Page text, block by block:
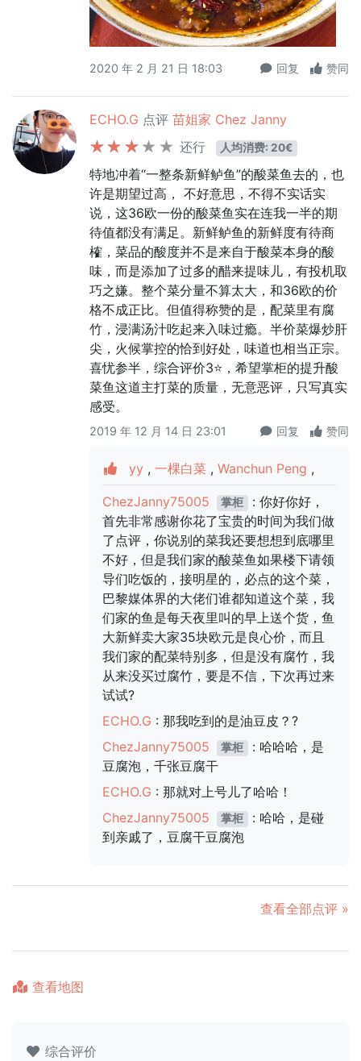
2020 年 2 月 21 日 18:03 回复 赞同
ECHO.G 点评 苗姐家 Chez Janny
还行
人均消费: 20€
特地冲着“一整条新鲜鲈鱼”的酸菜鱼去的，也
许是期望过高， 不好意思，不得不实话实
说，这36欧一份的酸菜鱼实在连我一半的期
待值都没有满足。新鲜鲈鱼的新鲜度有待商
榷，菜品的酸度并不是来自于酸菜本身的酸
味，而是添加了过多的醋来提味儿，有投机取
巧之嫌。整个菜分量不算太大，和36欧的价
格不成正比。但值得称赞的是，配菜里有腐
竹，浸满汤汁吃起来入味过瘾。半价菜爆炒肝
尖，火候掌控的恰到好处，味道也相当正宗。
喜忧参半，综合评价3⭐，希望掌柜的提升酸
菜鱼这道主打菜的质量，无意恶评，只写真实
感受。
2019 年 12 月 14 日 23:01 回复 赞同
yy , 一棵白菜 , Wanchun Peng ,
ChezJanny75005 掌柜
: 你好你好，
首先非常感谢你花了宝贵的时间为我们做
了点评，你说别的菜我还要想想到底哪里
不好，但是我们家的酸菜鱼如果楼下请领
导们吃饭的，接明星的，必点的这个菜，
巴黎媒体界的大佬们谁都知道这个菜，我
们家的鱼是每天夜里叫的早上送个货，鱼
大新鲜卖大家35块欧元是良心价，而且
我们家的配菜特别多，但是没有腐竹，我
从来没买过腐竹，要是不信，下次再过来
试试?
ECHO.G : 那我吃到的是油豆皮？?
ChezJanny75005
掌柜
: 哈哈哈，是
豆腐泡，千张豆腐干
ECHO.G : 那就对上号儿了哈哈！
ChezJanny75005
掌柜
: 哈哈，是碰
到亲戚了，豆腐干豆腐泡
查看全部点评 »
查看地图
综合评价